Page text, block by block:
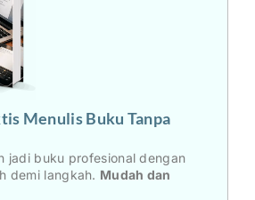
Menulis Buku Tanpa
jadi buku profesional dengan
demi langkah. Mudah dan